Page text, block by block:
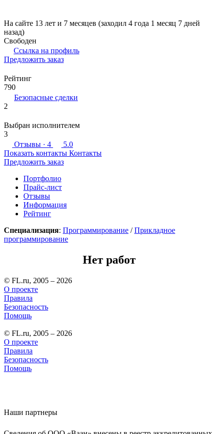
На сайте 13 лет и 7 месяцев (заходил 4 года 1 месяц 7 дней
назад)
Свободен
Ссылка на профиль
Предложить заказ
Рейтинг
790
Безопасные сделки
2
Выбран исполнителем
3
Отзывы · 4
5.0
Показать контакты Контакты
Предложить заказ
Портфолио
Прайс-лист
Отзывы
Информация
Рейтинг
Специализация: Программирование /Прикладное
программирование
Нет работ
© FL.ru, 2005 – 2026
О проекте
Правила
Безопасность
Помощь
© FL.ru, 2005 – 2026
О проекте
Правила
Безопасность
Помощь
Наши партнеры